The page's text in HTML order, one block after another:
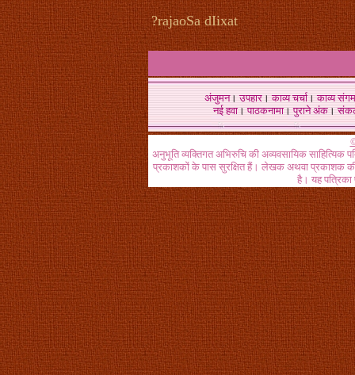
?rajaoSa dIixat
अंजुमन।उपहार।काव्य चर्चा।काव्य संगम
नई हवा। पाठकनामा। पुराने अंक।
अनुभूति व्यक्तिगत अभिरुचि की अव्यवसायिक
प्रकाशकों के पास सुरक्षित हैं। लेखक अथवा प्रकाशक की
है। यह पत्रिका